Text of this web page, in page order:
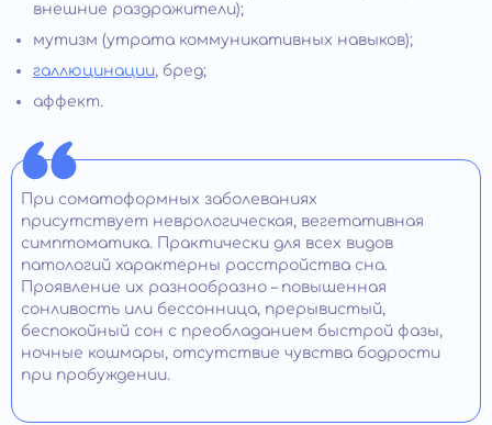
внешние раздражители);
мутизм (утрата коммуникативных навыков);
галлюцинации, бред;
аффект.
При соматоформных заболеваниях
присутствует неврологическая, вегетативная
симптоматика. Практически для всех видов
патологий характерны расстройства сна.
Проявление их разнообразно – повышенная
сонливость или бессонница, прерывистый,
беспокойный сон с преобладанием быстрой фазы,
ночные кошмары, отсутствие чувства бодрости
при пробуждении.